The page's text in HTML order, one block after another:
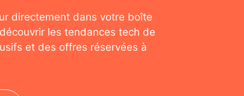
directement dans votre boîte
les tendances tech de
et des offres réservées à